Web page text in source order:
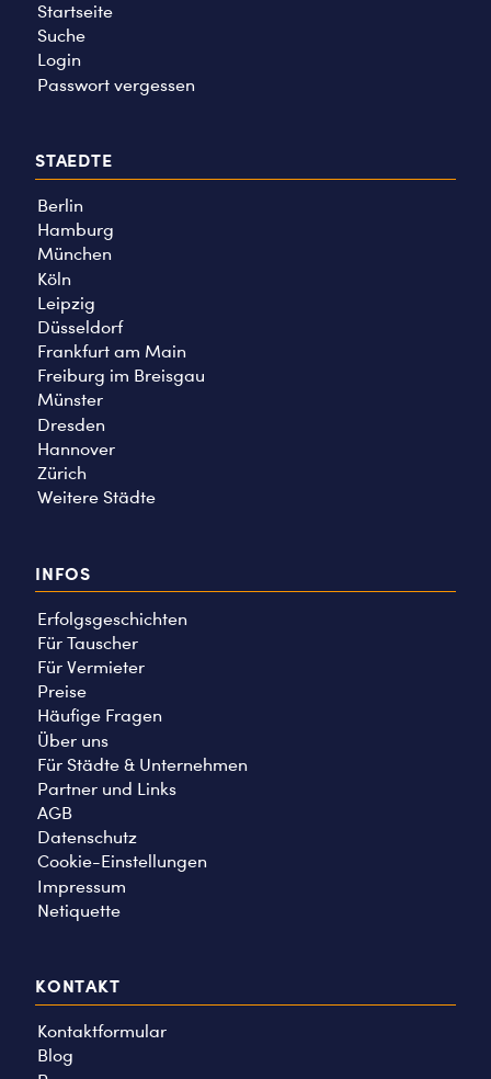
Startseite
Suche
Login
Passwort vergessen
STAEDTE
Berlin
Hamburg
München
Köln
Leipzig
Düsseldorf
Frankfurt am Main
Freiburg im Breisgau
Münster
Dresden
Hannover
Zürich
Weitere Städte
INFOS
Erfolgsgeschichten
Für Tauscher
Für Vermieter
Preise
Häufige Fragen
Über uns
Für Städte & Unternehmen
Partner und Links
AGB
Datenschutz
Cookie-Einstellungen
Impressum
Netiquette
KONTAKT
Kontaktformular
Blog